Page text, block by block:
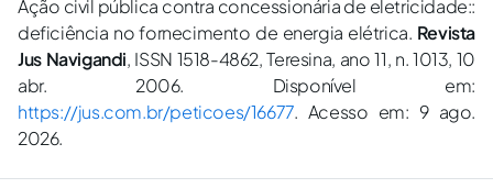
Ação civil pública contra concessionária de eletricidade::
deficiência no fornecimento de energia elétrica. Revista
Jus Navigandi, ISSN 1518-4862, Teresina, ano 11, n. 1013, 10
abr. 2006. Disponível em:
https://jus.com.br/peticoes/16677. Acesso em: 9 ago.
2026.